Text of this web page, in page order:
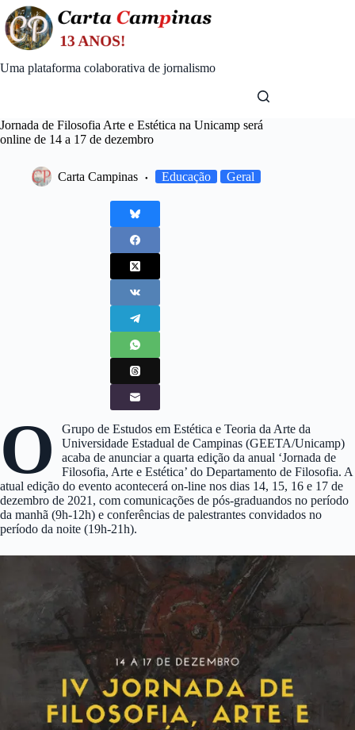
Skip
to
content
Uma plataforma colaborativa de jornalismo
Jornada de Filosofia Arte e Estética na Unicamp será
online de 14 a 17 de dezembro
Carta Campinas Educação Geral
O
Grupo de Estudos em Estética e Teoria da Arte da
Universidade Estadual de Campinas (GEETA/Unicamp)
acaba de anunciar a quarta edição da anual ‘Jornada de
Filosofia, Arte e Estética’ do Departamento de Filosofia. A
atual edição do evento acontecerá on-line nos dias 14, 15, 16 e 17 de
dezembro de 2021, com comunicações de pós-graduandos no período
da manhã (9h-12h) e conferências de palestrantes convidados no
período da noite (19h-21h).